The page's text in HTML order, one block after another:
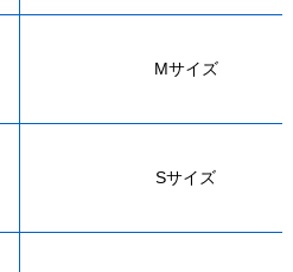
Mサイズ
Sサイズ